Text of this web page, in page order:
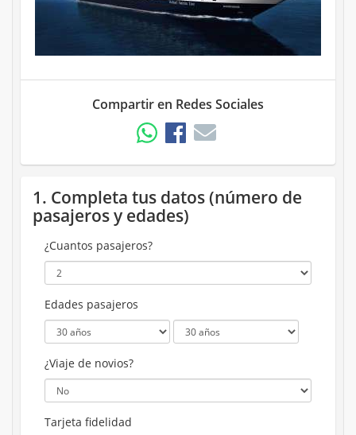
Compartir en Redes Sociales
1. Completa tus datos (número de
pasajeros y edades)
¿Cuantos pasajeros?
Edades pasajeros
¿Viaje de novios?
Tarjeta fidelidad